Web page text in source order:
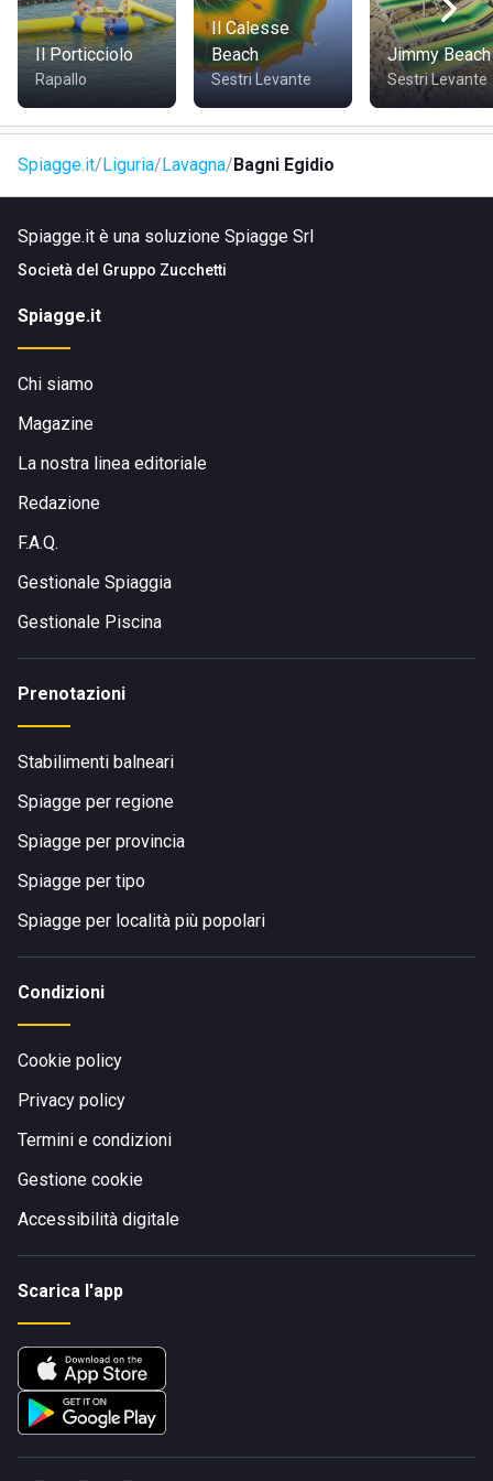
COME RAGGIUNGERE
In auto:
inserisci “Bagni Egidio Beach Bar, Lavagna” nel
navigatore e segui le indicazioni per il lungomare di
Con i mezzi pubblici:raggiungi Lavagna con i collegamenti
ferroviari o autobus disponibili sulla Riviera di Levante e
A piedi:se ti trovi già nel centro di Lavagna, lo stabilimento
Il Porticciolo
Rapallo
Il Calesse
Beach
Sestri Levante
Jimmy Beach
Sestri Levante
Spiagge.it Liguria Lavagna Bagni Egidio
Spiagge.it è una soluzione Spiagge Srl
Società del Gruppo Zucchetti
Spiagge.it
Chi siamo
Magazine
La nostra linea editoriale
Redazione
F.A.Q.
Gestionale Spiaggia
Gestionale Piscina
Prenotazioni
Stabilimenti balneari
Spiagge per regione
Spiagge per provincia
Spiagge per tipo
Spiagge per località più popolari
Condizioni
Cookie policy
Privacy policy
Termini e condizioni
Gestione cookie
Accessibilità digitale
Scarica l'app